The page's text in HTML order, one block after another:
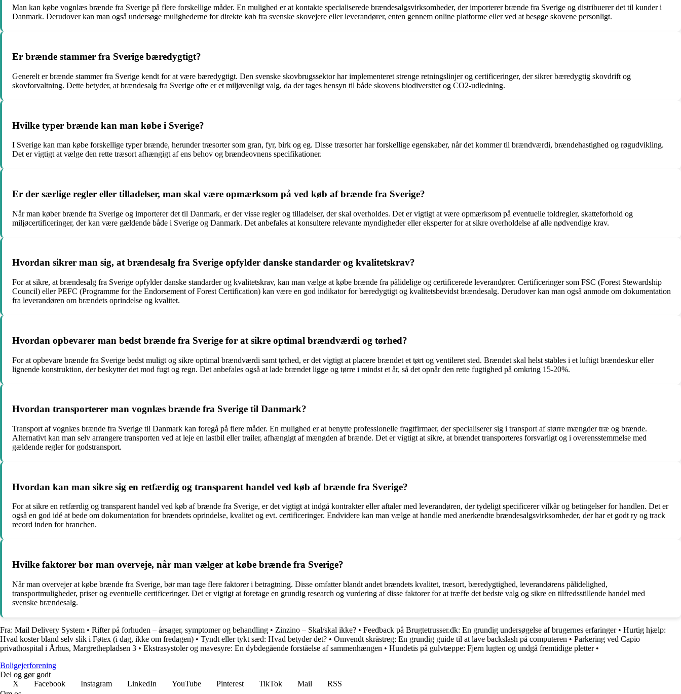
Man kan købe vognlæs brænde fra Sverige på flere forskellige måder. En mulighed er at kontakte specialiserede brændesalgsvirksomheder, der importerer brænde fra Sverige og distribuerer det til kunder i
Danmark. Derudover kan man også undersøge mulighederne for direkte køb fra svenske skovejere eller leverandører, enten gennem online platforme eller ved at besøge skovene personligt.
Er brænde stammer fra Sverige bæredygtigt?
Generelt er brænde stammer fra Sverige kendt for at være bæredygtigt. Den svenske skovbrugssektor har implementeret strenge retningslinjer og certificeringer, der sikrer bæredygtig skovdrift og
skovforvaltning. Dette betyder, at brændesalg fra Sverige ofte er et miljøvenligt valg, da der tages hensyn til både skovens biodiversitet og CO2-udledning.
Hvilke typer brænde kan man købe i Sverige?
I Sverige kan man købe forskellige typer brænde, herunder træsorter som gran, fyr, birk og eg. Disse træsorter har forskellige egenskaber, når det kommer til brændværdi, brændehastighed og røgudvikling.
Det er vigtigt at vælge den rette træsort afhængigt af ens behov og brændeovnens specifikationer.
Er der særlige regler eller tilladelser, man skal være opmærksom på ved køb af brænde fra Sverige?
Når man køber brænde fra Sverige og importerer det til Danmark, er der visse regler og tilladelser, der skal overholdes. Det er vigtigt at være opmærksom på eventuelle toldregler, skatteforhold og
miljøcertificeringer, der kan være gældende både i Sverige og Danmark. Det anbefales at konsultere relevante myndigheder eller eksperter for at sikre overholdelse af alle nødvendige krav.
Hvordan sikrer man sig, at brændesalg fra Sverige opfylder danske standarder og kvalitetskrav?
For at sikre, at brændesalg fra Sverige opfylder danske standarder og kvalitetskrav, kan man vælge at købe brænde fra pålidelige og certificerede leverandører. Certificeringer som FSC (Forest Stewardship
Council) eller PEFC (Programme for the Endorsement of Forest Certification) kan være en god indikator for bæredygtigt og kvalitetsbevidst brændesalg. Derudover kan man også anmode om dokumentation
fra leverandøren om brændets oprindelse og kvalitet.
Hvordan opbevarer man bedst brænde fra Sverige for at sikre optimal brændværdi og tørhed?
For at opbevare brænde fra Sverige bedst muligt og sikre optimal brændværdi samt tørhed, er det vigtigt at placere brændet et tørt og ventileret sted. Brændet skal helst stables i et luftigt brændeskur eller
lignende konstruktion, der beskytter det mod fugt og regn. Det anbefales også at lade brændet ligge og tørre i mindst et år, så det opnår den rette fugtighed på omkring 15-20%.
Hvordan transporterer man vognlæs brænde fra Sverige til Danmark?
Transport af vognlæs brænde fra Sverige til Danmark kan foregå på flere måder. En mulighed er at benytte professionelle fragtfirmaer, der specialiserer sig i transport af større mængder træ og brænde.
Alternativt kan man selv arrangere transporten ved at leje en lastbil eller trailer, afhængigt af mængden af brænde. Det er vigtigt at sikre, at brændet transporteres forsvarligt og i overensstemmelse med
gældende regler for godstransport.
Hvordan kan man sikre sig en retfærdig og transparent handel ved køb af brænde fra Sverige?
For at sikre en retfærdig og transparent handel ved køb af brænde fra Sverige, er det vigtigt at indgå kontrakter eller aftaler med leverandøren, der tydeligt specificerer vilkår og betingelser for handlen. Det er
også en god idé at bede om dokumentation for brændets oprindelse, kvalitet og evt. certificeringer. Endvidere kan man vælge at handle med anerkendte brændesalgsvirksomheder, der har et godt ry og track
record inden for branchen.
Hvilke faktorer bør man overveje, når man vælger at købe brænde fra Sverige?
Når man overvejer at købe brænde fra Sverige, bør man tage flere faktorer i betragtning. Disse omfatter blandt andet brændets kvalitet, træsort, bæredygtighed, leverandørens pålidelighed,
transportmuligheder, priser og eventuelle certificeringer. Det er vigtigt at foretage en grundig research og vurdering af disse faktorer for at træffe det bedste valg og sikre en tilfredsstillende handel med
svenske brændesalg.
Fra: Mail Delivery System • Rifter på forhuden – årsager, symptomer og behandling • Zinzino – Skal/skal ikke? • Feedback på Brugtetrusser.dk: En grundig undersøgelse af brugernes erfaringer• Hurtig hjælp:
Hvad koster bland selv slik i Føtex (i dag, ikke om fredagen) • Tyndt eller tykt sæd: Hvad betyder det? • Omvendt skråstreg: En grundig guide til at lave backslash på computeren • Parkering ved Capio
privathospital i Århus, Margrethepladsen 3 • Ekstrasystoler og mavesyre: En dybdegående forståelse af sammenhængen • Hundetis på gulvtæppe: Fjern lugten og undgå fremtidige pletter•
Boligejerforening
Del og gør godt
X
Facebook Instagram LinkedIn YouTube Pinterest TikTok Mail
RSS